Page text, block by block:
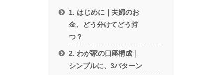
1. はじめに｜夫婦のお
金、どう分けてどう持
つ？
2. わが家の口座構成｜
シンプルに、3パターン